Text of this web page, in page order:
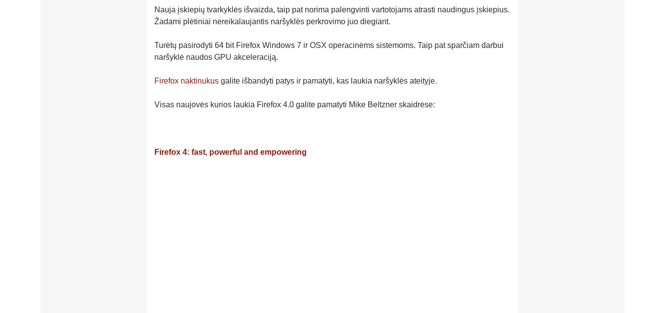
Nauja įskiepių tvarkyklės išvaizda, taip pat norima palengvinti vartotojams atrasti naudingus įskiepius.
Žadami plėtiniai nereikalaujantis naršyklės perkrovimo juo diegiant.
Turėtų pasirodyti 64 bit Firefox Windows 7 ir OSX operacinėms sistemoms. Taip pat sparčiam darbui
naršyklė naudos GPU akceleraciją.
Firefox naktinukus galite išbandyti patys ir pamatyti, kas laukia naršyklės ateityje.
Visas naujovės kurios laukia Firefox 4.0 galite pamatyti Mike Beltzner skaidrėse:
Firefox 4: fast, powerful and empowering